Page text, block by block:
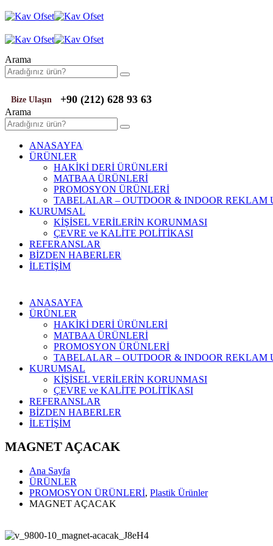
Arama
Bize Ulaşın +90 (212) 628 93 63
Arama
ANASAYFA
ÜRÜNLER
HAKİKİ DERİ ÜRÜNLERİ
MATBAA ÜRÜNLERİ
PROMOSYON ÜRÜNLERİ
TABELALAR – OUTDOOR & INDOOR
KURUMSAL
KİŞİSEL VERİLERİN KORUNMASI
ÇEVRE ve KALİTE POLİTİKASI
REFERANSLAR
BİZDEN HABERLER
İLETİŞİM
ANASAYFA
ÜRÜNLER
HAKİKİ DERİ ÜRÜNLERİ
MATBAA ÜRÜNLERİ
PROMOSYON ÜRÜNLERİ
TABELALAR – OUTDOOR & INDOOR
KURUMSAL
KİŞİSEL VERİLERİN KORUNMASI
ÇEVRE ve KALİTE POLİTİKASI
REFERANSLAR
BİZDEN HABERLER
İLETİŞİM
MAGNET AÇACAK
Ana Sayfa
ÜRÜNLER
PROMOSYON ÜRÜNLERİ, Plastik Ürünler
MAGNET AÇACAK